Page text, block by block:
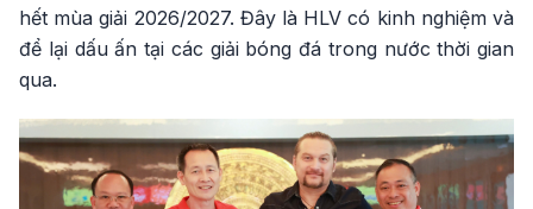
hết mùa giải 2026/2027. Đây là HLV có kinh nghiệm và
để lại dấu ấn tại các giải bóng đá trong nước thời gian
qua.